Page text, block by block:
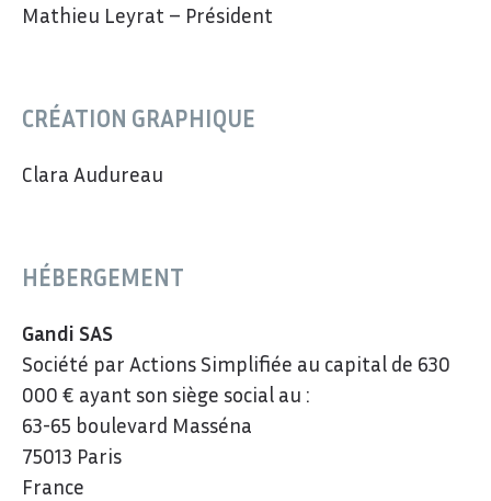
Mathieu Leyrat – Président
CRÉATION GRAPHIQUE
Clara Audureau
HÉBERGEMENT
Gandi SAS
Société par Actions Simplifiée au capital de 630
000 € ayant son siège social au :
63-65 boulevard Masséna
75013 Paris
France